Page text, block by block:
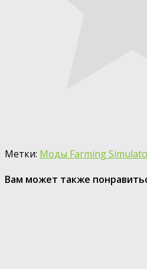
Метки: Моды Farming
Вам может также